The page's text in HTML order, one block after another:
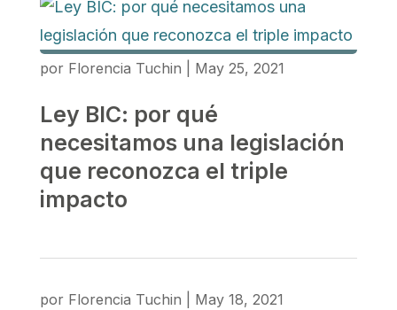
por Florencia Tuchin May 25, 2021
Ley BIC: por qué
necesitamos una legislación
que reconozca el triple
impacto
por Florencia Tuchin May 18, 2021